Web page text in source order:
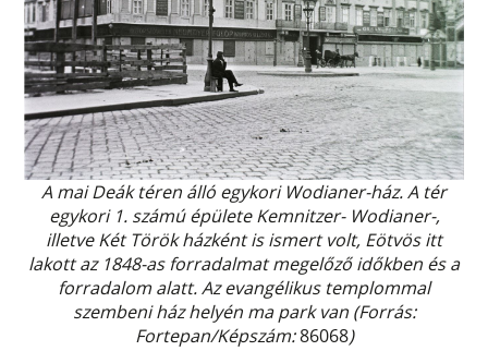
A mai Deák téren álló egykori Wodianer-ház. A tér
egykori 1. számú épülete Kemnitzer- Wodianer-,
illetve Két Török házként is ismert volt, Eötvös itt
lakott az 1848-as forradalmat megelőző időkben és a
forradalom alatt. Az evangélikus templommal
szembeni ház helyén ma park van (Forrás:
Fortepan/Képszám:86068)